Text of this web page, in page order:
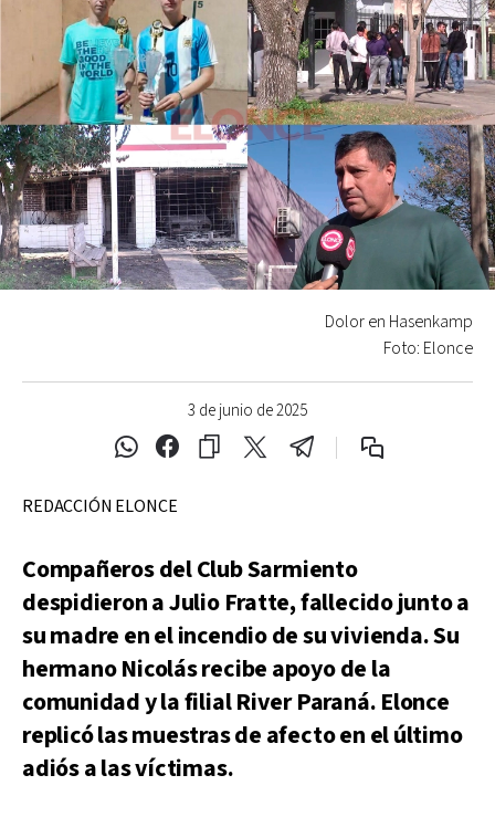
3 de junio de 2025
Dolor en Hasenkamp
Foto: Elonce
REDACCIÓN ELONCE
Compañeros del Club Sarmiento
despidieron a Julio Fratte, fallecido junto a
su madre en el incendio de su vivienda. Su
hermano Nicolás recibe apoyo de la
comunidad y la filial River Paraná. Elonce
replicó las muestras de afecto en el último
adiós a las víctimas.